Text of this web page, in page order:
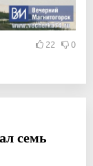
22 0
семь